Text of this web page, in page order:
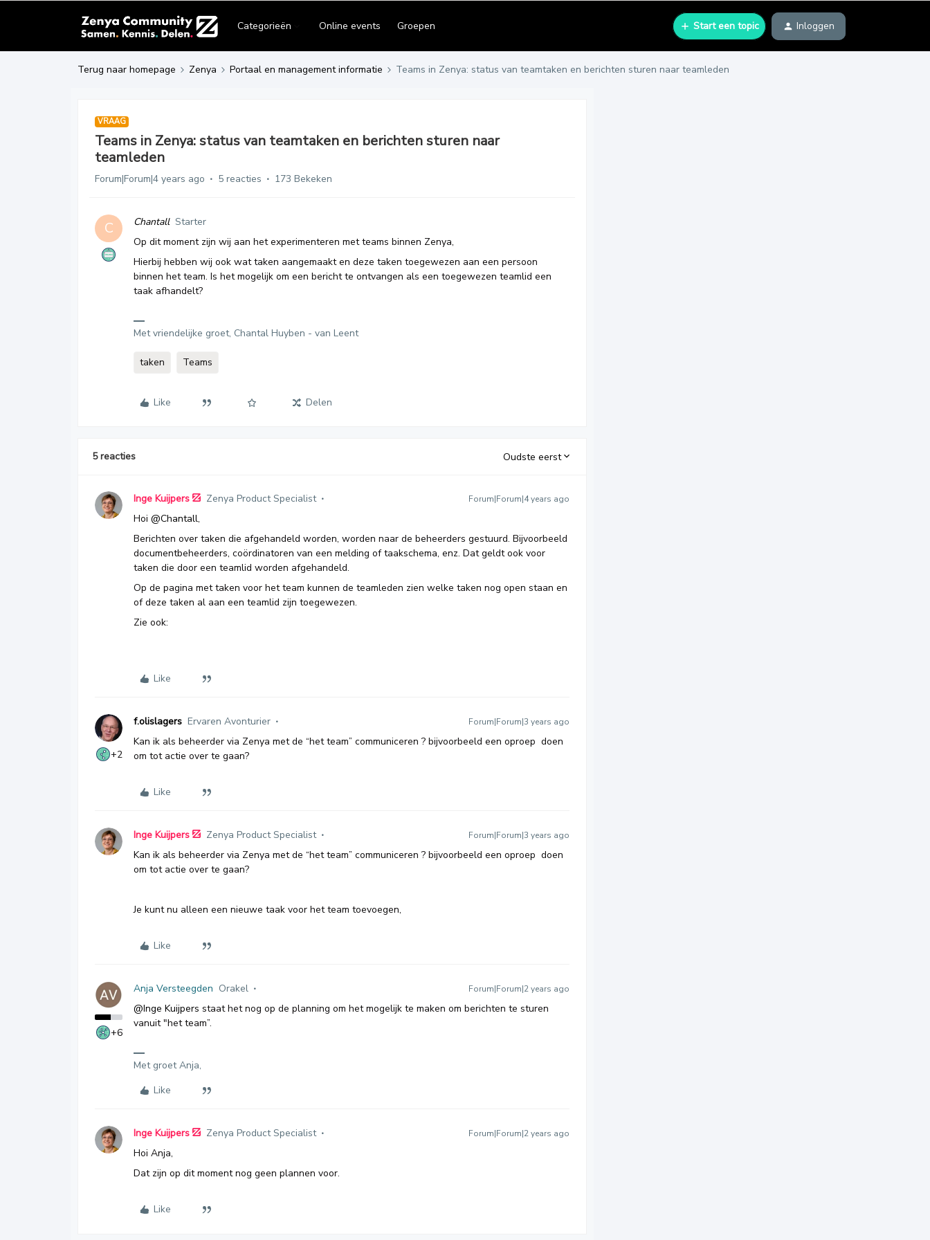
Categorieën Online events Groepen Start een topic Inloggen
Terug naar homepage Zenya Portaal en management informatie Teams in Zenya: status van teamtaken en berichten sturen naar teamleden
VRAAG
Teams in Zenya: status van teamtaken en berichten sturen naar
teamleden
Forum|Forum|4 years ago 5 reacties 173 Bekeken
C Chantall Starter
Op dit moment zijn wij aan het experimenteren met teams binnen Zenya,
Hierbij hebben wij ook wat taken aangemaakt en deze taken toegewezen aan een persoon
binnen het team. Is het mogelijk om een bericht te ontvangen als een toegewezen teamlid een
taak afhandelt?
Met vriendelijke groet, Chantal Huyben - van Leent
taken Teams
Like Delen
5 reacties Oudste eerst
Inge Kuijpers Zenya Product Specialist Forum|Forum|4 years ago
Hoi @Chantall,
Berichten over taken die afgehandeld worden, worden naar de beheerders gestuurd. Bijvoorbeeld
documentbeheerders, coördinatoren van een melding of taakschema, enz. Dat geldt ook voor
taken die door een teamlid worden afgehandeld.
Op de pagina met taken voor het team kunnen de teamleden zien welke taken nog open staan en
of deze taken al aan een teamlid zijn toegewezen.
Zie ook:
Like
+2
f.olislagers Ervaren Avonturier Forum|Forum|3 years ago
Kan ik als beheerder via Zenya met de “het team” communiceren ? bijvoorbeeld een oproep doen
om tot actie over te gaan?
Like
Inge Kuijpers Zenya Product Specialist Forum|Forum|3 years ago
Kan ik als beheerder via Zenya met de “het team” communiceren ? bijvoorbeeld een oproep doen
om tot actie over te gaan?
Je kunt nu alleen een nieuwe taak voor het team toevoegen,
Like
+6
Anja Versteegden Orakel Forum|Forum|2 years ago
@Inge Kuijpers staat het nog op de planning om het mogelijk te maken om berichten te sturen
vanuit "het team”.
Met groet Anja,
Like
Inge Kuijpers Zenya Product Specialist Forum|Forum|2 years ago
Hoi Anja,
Dat zijn op dit moment nog geen plannen voor.
Like